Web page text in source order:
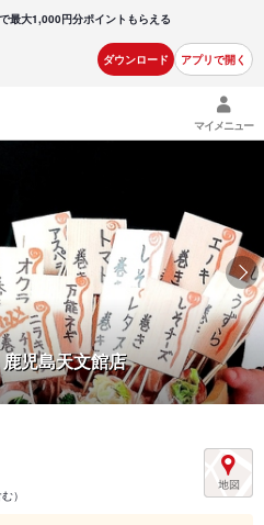
最大1,000円分ポイントもらえる
ダウンロード アプリで開く
マイメニュー
児島天文館店
）